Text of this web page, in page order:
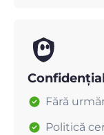
Fără
Politică